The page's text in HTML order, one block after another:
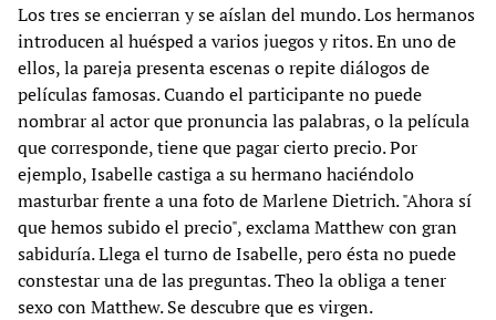
Los tres se encierran y se aíslan del mundo. Los hermanos
introducen al huésped a varios juegos y ritos. En uno de
ellos, la pareja presenta escenas o repite diálogos de
películas famosas. Cuando el participante no puede
nombrar al actor que pronuncia las palabras, o la película
que corresponde, tiene que pagar cierto precio. Por
ejemplo, Isabelle castiga a su hermano haciéndolo
masturbar frente a una foto de Marlene Dietrich. "Ahora sí
que hemos subido el precio", exclama Matthew con gran
sabiduría. Llega el turno de Isabelle, pero ésta no puede
constestar una de las preguntas. Theo la obliga a tener
sexo con Matthew. Se descubre que es virgen.